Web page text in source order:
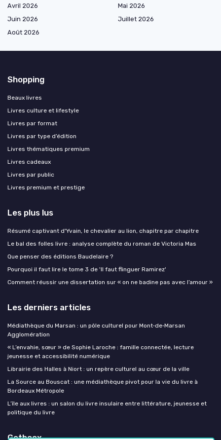
Avril 2026
Mai 2026
Juin 2026
Juillet 2026
Août 2026
Shopping
Beaux livres
Livres culture et lifestyle
Livres par format
Livres par type d’édition
Livres thématiques premium
Livres cadeaux
Livres par public
Livres premium et prestige
Les plus lus
Résumé captivant d'Yvain, le chevalier au lion, chapitre par chapitre
Le bal des folles livre : analyse complète du roman de Victoria Mas
Que penser des éditions Baudelaire ?
Pourquoi il faut lire le tome 3 de 'Il faut flinguer Ramirez'
Comment réussir une dissertation sur « on ne badine pas avec l’amour »
Les derniers articles
Médiathèque du Marsan : un pôle culturel pour Mont‑de‑Marsan
Agglomération
« L’envahie, sœur » de Sophie Laroche : famille connectée, lecture
jeunesse et accessibilité numérique
Librairie des Halles à Niort : un repère culturel au cœur de la ville
La Source au Bouscat : une médiathèque pivot pour la vie du livre à
Bordeaux Métropole
L’île aux livres : un salon du livre insulaire entre littérature, jeunesse et
politique du livre
Getboox